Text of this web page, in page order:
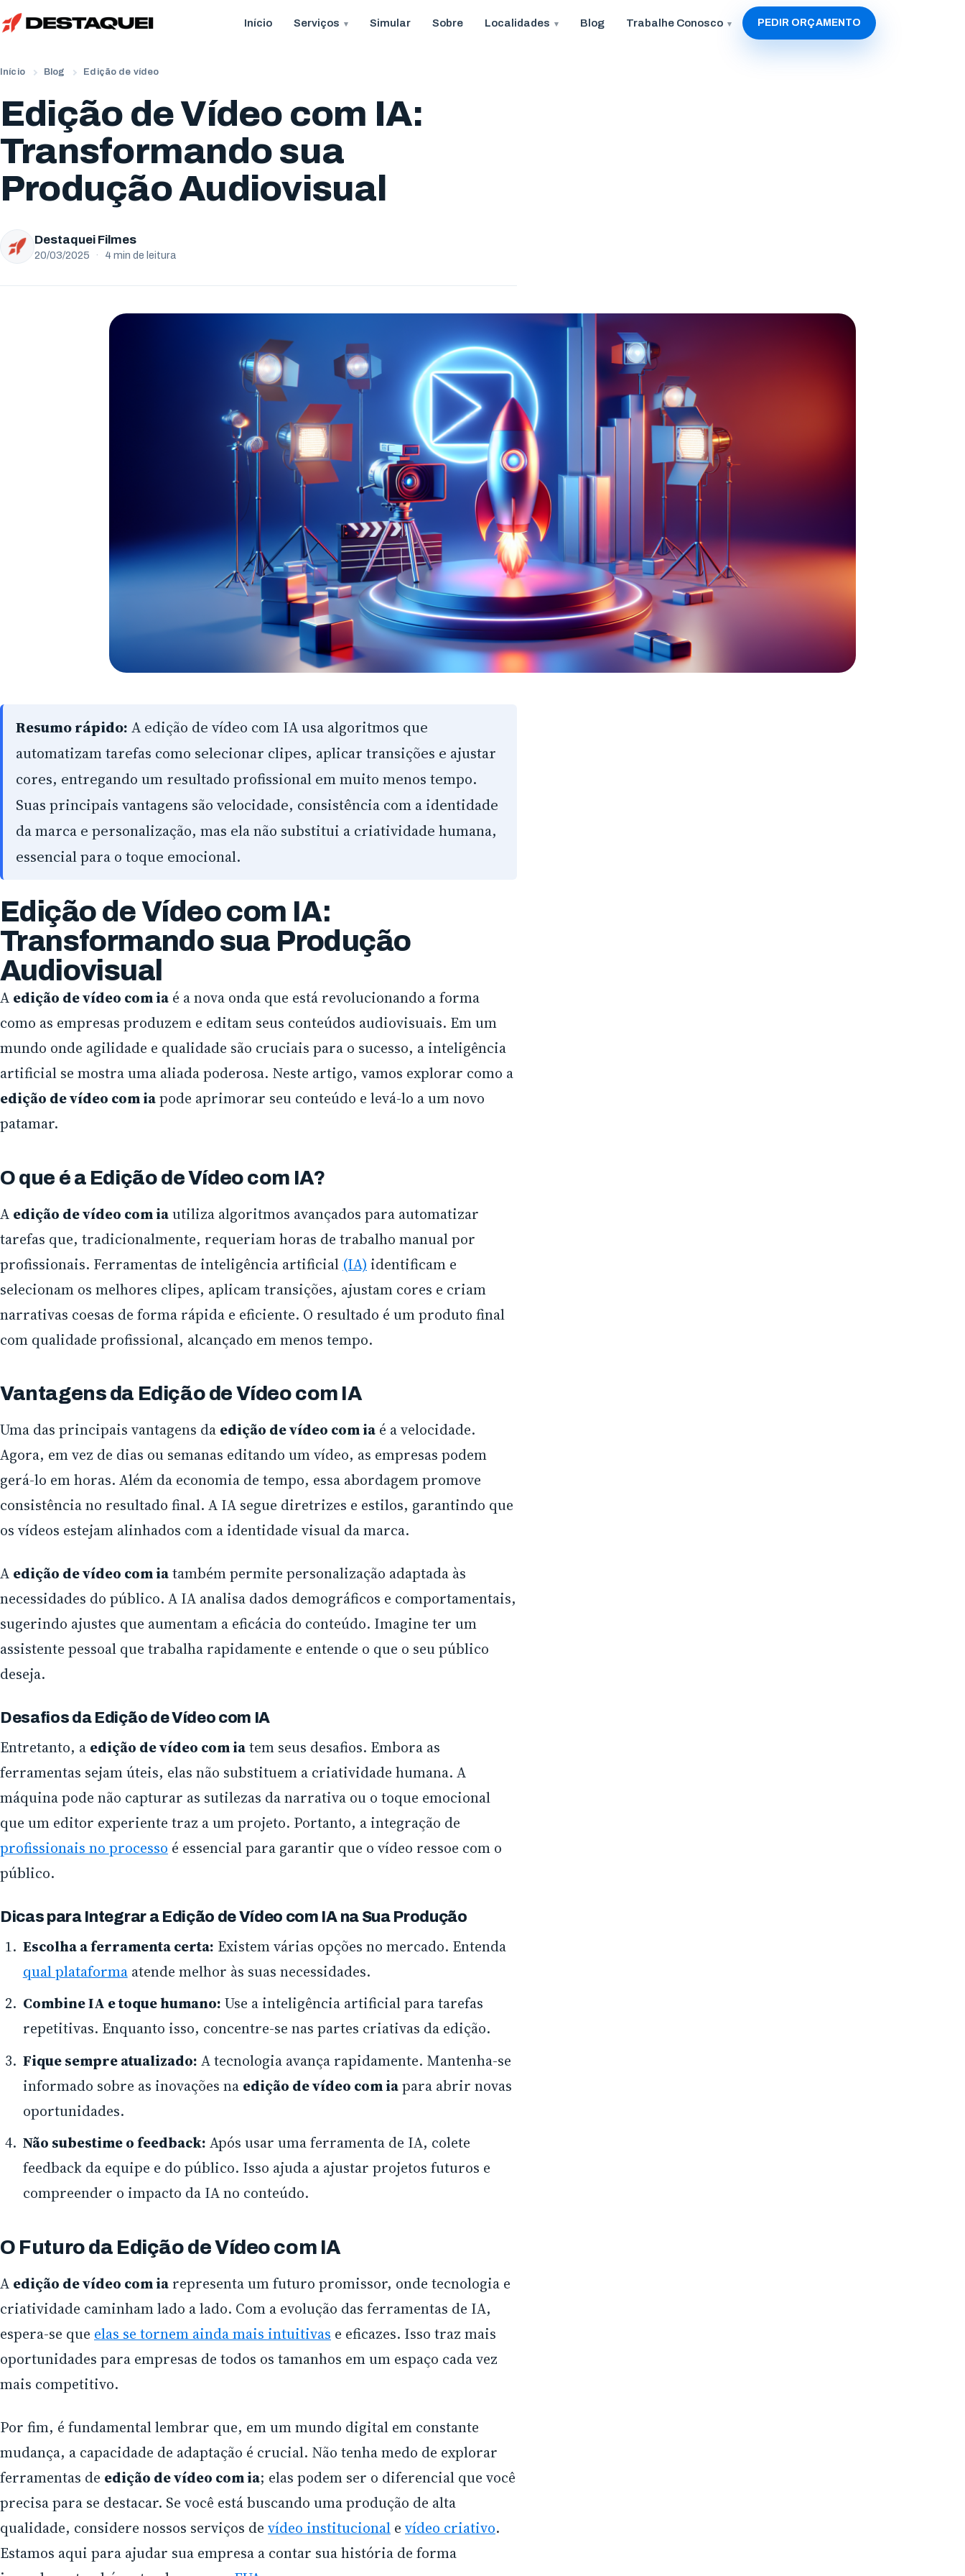
Início Serviços Simular Sobre Localidades Blog Trabalhe Conosco PEDIR ORÇAMENTO
Início Blog Edição de vídeo
Edição de Vídeo com IA:
Transformando sua
Produção Audiovisual
Destaquei Filmes
20/03/2025 · 4 min de leitura
Resumo rápido: A edição de vídeo com IA usa algoritmos que
automatizam tarefas como selecionar clipes, aplicar transições e ajustar
cores, entregando um resultado profissional em muito menos tempo.
Suas principais vantagens são velocidade, consistência com a identidade
da marca e personalização, mas ela não substitui a criatividade humana,
essencial para o toque emocional.
Edição de Vídeo com IA:
Transformando sua Produção
Audiovisual
A edição de vídeo com ia é a nova onda que está revolucionando a forma
como as empresas produzem e editam seus conteúdos audiovisuais. Em um
mundo onde agilidade e qualidade são cruciais para o sucesso, a inteligência
artificial se mostra uma aliada poderosa. Neste artigo, vamos explorar como a
edição de vídeo com iapode aprimorar seu conteúdo e levá-lo a um novo
patamar.
O que é a Edição de Vídeo com IA?
A edição de vídeo com iautiliza algoritmos avançados para automatizar
tarefas que, tradicionalmente, requeriam horas de trabalho manual por
profissionais. Ferramentas de inteligência artificial (IA) identificam e
selecionam os melhores clipes, aplicam transições, ajustam cores e criam
narrativas coesas de forma rápida e eficiente. O resultado é um produto final
com qualidade profissional, alcançado em menos tempo.
Vantagens da Edição de Vídeo com IA
Uma das principais vantagens da edição de vídeo com ia é a velocidade.
Agora, em vez de dias ou semanas editando um vídeo, as empresas podem
gerá-lo em horas. Além da economia de tempo, essa abordagem promove
consistência no resultado final. A IA segue diretrizes e estilos, garantindo que
os vídeos estejam alinhados com a identidade visual da marca.
A edição de vídeo com iatambém permite personalização adaptada às
necessidades do público. A IA analisa dados demográficos e comportamentais,
sugerindo ajustes que aumentam a eficácia do conteúdo. Imagine ter um
assistente pessoal que trabalha rapidamente e entende o que o seu público
deseja.
Desafios da Edição de Vídeo com IA
Entretanto, a edição de vídeo com iatem seus desafios. Embora as
ferramentas sejam úteis, elas não substituem a criatividade humana. A
máquina pode não capturar as sutilezas da narrativa ou o toque emocional
que um editor experiente traz a um projeto. Portanto, a integração de
profissionais no processo é essencial para garantir que o vídeo ressoe com o
público.
Dicas para Integrar a Edição de Vídeo com IA na Sua Produção
Escolha a ferramenta certa: Existem várias opções no mercado. Entenda
qual plataformaatende melhor às suas necessidades.
Combine IA e toque humano: Use a inteligência artificial para tarefas
repetitivas. Enquanto isso, concentre-se nas partes criativas da edição.
Fique sempre atualizado: A tecnologia avança rapidamente. Mantenha-se
informado sobre as inovações na edição de vídeo com iapara abrir novas
oportunidades.
Não subestime o feedback: Após usar uma ferramenta de IA, colete
feedback da equipe e do público. Isso ajuda a ajustar projetos futuros e
compreender o impacto da IA no conteúdo.
O Futuro da Edição de Vídeo com IA
A edição de vídeo com ia representa um futuro promissor, onde tecnologia e
criatividade caminham lado a lado. Com a evolução das ferramentas de IA,
espera-se que elas se tornem ainda mais intuitivas e eficazes. Isso traz mais
oportunidades para empresas de todos os tamanhos em um espaço cada vez
mais competitivo.
Por fim, é fundamental lembrar que, em um mundo digital em constante
mudança, a capacidade de adaptação é crucial. Não tenha medo de explorar
ferramentas de edição de vídeo com ia; elas podem ser o diferencial que você
precisa para se destacar. Se você está buscando uma produção de alta
qualidade, considere nossos serviços de vídeo institucional e vídeo criativo.
Estamos aqui para ajudar sua empresa a contar sua história de forma